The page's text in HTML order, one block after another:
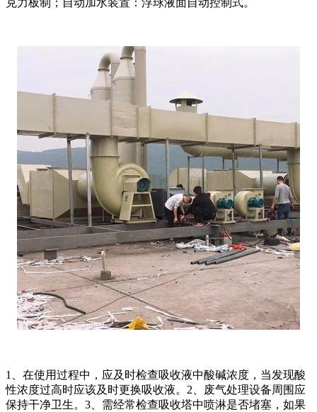
克力板制；自动加水装置：浮球液面自动控制式。
1、在使用过程中，应及时检查吸收液中酸碱浓度，当发现酸
性浓度过高时应该及时更换吸收液。2、废气处理设备周围应
保持干净卫生。3、需经常检查吸收塔中喷淋是否堵塞，如果